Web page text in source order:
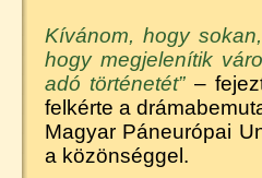
Kívánom, hogy
hogy megjelenítik
adó történetét”–
felkérte a
Magyar Páneurópai
a közönséggel.